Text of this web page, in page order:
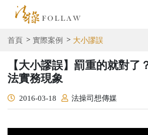
首頁 實際案例 大小謬誤
【大小謬誤】罰重的就對了
法實務現象
2016-03-18 法操司想傳媒